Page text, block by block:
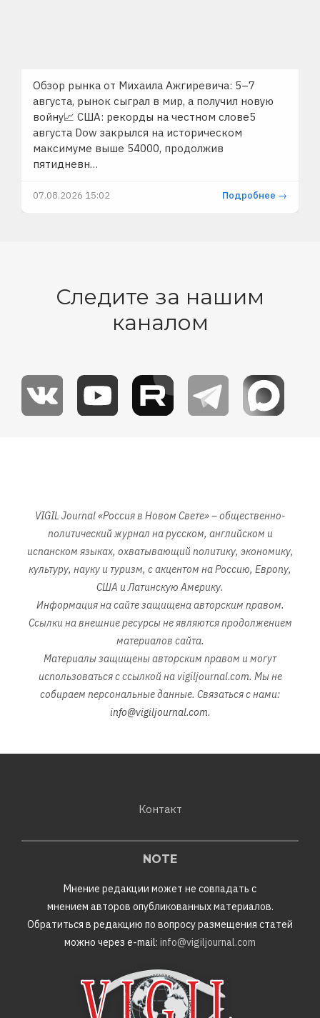
Обзор рынка от Михаила Ажгиревича: 5–7
августа, рынок сыграл в мир, а получил новую
войну📈 США: рекорды на честном слове5
августа Dow закрылся на историческом
максимуме выше 54000, продолжив
пятидневн…
07.08.2026 15:02 Подробнее →
Следите за нашим
каналом
VIGIL Journal «Россия в Новом Свете» – общественно-
политический журнал на русском, английском и
испанском языках, охватывающий политику, экономику,
культуру, науку и туризм, с акцентом на Россию, Европу,
США и Латинскую Америку.
Информация на сайте защищена авторским правом.
Ссылки на внешние ресурсы не являются продолжением
материалов сайта.
Материалы защищены авторским правом и могут
использоваться с ссылкой на vigiljournal.com. Мы не
собираем персональные данные. Связаться с нами:
info@vigiljournal.com.
Контакт
NOTE
Мнение редакции может не совпадать с
мнением авторов опубликованных материалов.
Обратиться в редакцию по вопросу размещения статей
можно через e-mail: info@vigiljournal.com